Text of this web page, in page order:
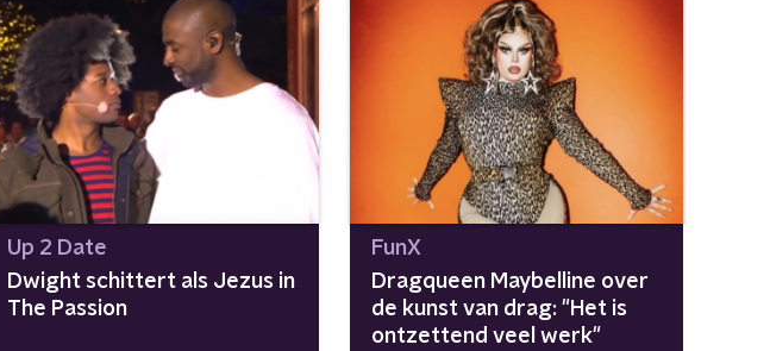
Up 2 Date
Dwight schittert als Jezus in
The Passion
FunX
Dragqueen Maybelline over
de kunst van drag: "Het is
ontzettend veel werk"